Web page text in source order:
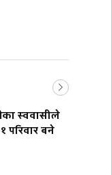
स्ववासीले
परिवार बने